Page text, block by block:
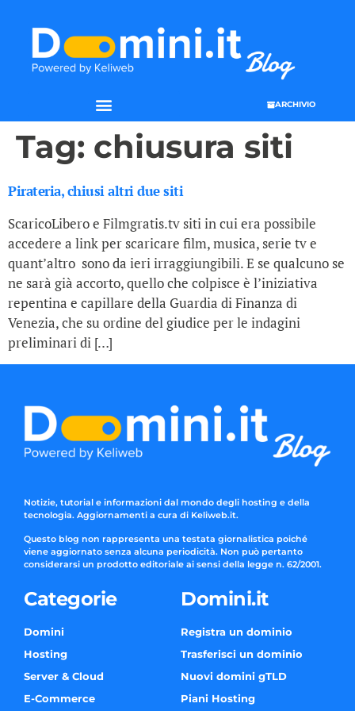
ARCHIVIO
Tag: chiusura siti
Pirateria, chiusi altri due siti
ScaricoLibero e Filmgratis.tv siti in cui era possibile
accedere a link per scaricare film, musica, serie tv e
quant’altro sono da ieri irraggiungibili. E se qualcuno se
ne sarà già accorto, quello che colpisce è l’iniziativa
repentina e capillare della Guardia di Finanza di
Venezia, che su ordine del giudice per le indagini
preliminari di […]
Notizie, tutorial e informazioni dal mondo degli hosting e della
tecnologia. Aggiornamenti a cura di Keliweb.it.
Questo blog non rappresenta una testata giornalistica poiché
viene aggiornato senza alcuna periodicità. Non può pertanto
considerarsi un prodotto editoriale ai sensi della legge n. 62/2001.
Categorie
Domini
Hosting
Server & Cloud
E-Commerce
Domini.it
Registra un dominio
Trasferisci un dominio
Nuovi domini gTLD
Piani Hosting